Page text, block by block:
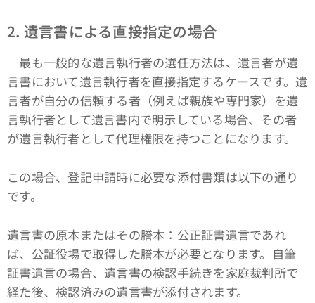
2. 遺言書による直接指定の場合
最も一般的な遺言執行者の選任方法は、遺言者が遺
言書において遺言執行者を直接指定するケースです。遺
言者が自分の信頼する者（例えば親族や専門家）を遺
言執行者として遺言書内で明示している場合、その者
が遺言執行者として代理権限を持つことになります。
この場合、登記申請時に必要な添付書類は以下の通り
です。
遺言書の原本またはその謄本：公正証書遺言であれ
ば、公証役場で取得した謄本が必要となります。自筆
証書遺言の場合、遺言書の検認手続きを家庭裁判所で
経た後、検認済みの遺言書が添付されます。